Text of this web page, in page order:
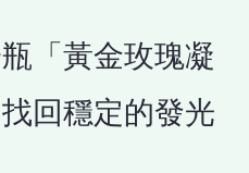
「黃金玫瑰凝
回穩定的發光